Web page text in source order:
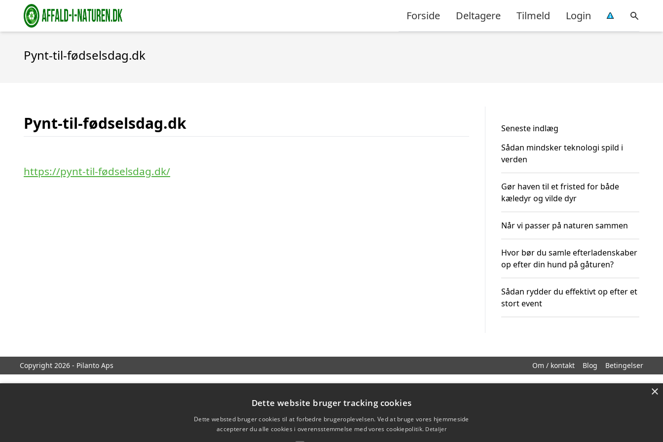
Forside Deltagere Tilmeld Login
Pynt-til-fødselsdag.dk
Pynt-til-fødselsdag.dk
https://pynt-til-fødselsdag.dk/
Seneste indlæg
Sådan mindsker teknologi spild i
verden
Gør haven til et fristed for både
kæledyr og vilde dyr
Når vi passer på naturen sammen
Hvor bør du samle efterladenskaber
op efter din hund på gåturen?
Sådan rydder du effektivt op efter et
stort event
Copyright 2026 - Pilanto Aps Om / kontakt Blog Betingelser
×
Dette website bruger tracking cookies
Dette websted bruger cookies til at forbedre brugeroplevelsen. Ved at bruge vores hjemmeside
accepterer du alle cookies i overensstemmelse med vores cookiepolitik. Detaljer